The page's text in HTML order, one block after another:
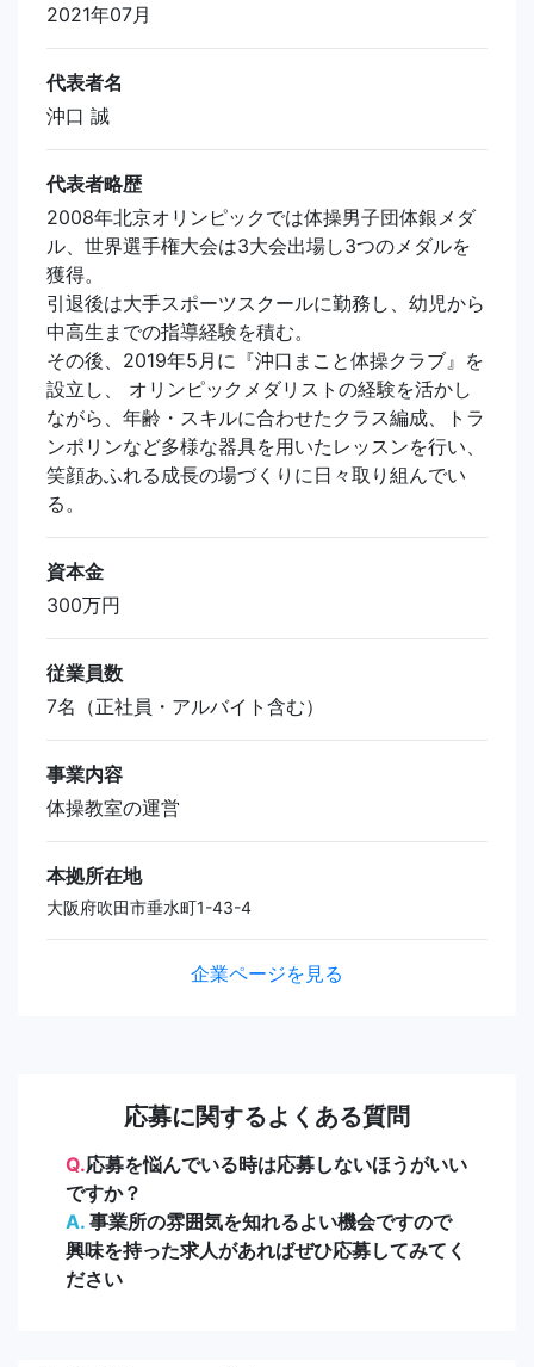
2021年07月
代表者名
沖口 誠
代表者略歴
2008年北京オリンピックでは体操男子団体銀メダ
ル、世界選手権大会は3大会出場し3つのメダルを
獲得。
引退後は大手スポーツスクールに勤務し、幼児から
中高生までの指導経験を積む。
その後、2019年5月に『沖口まこと体操クラブ』を
設立し、 オリンピックメダリストの経験を活かし
ながら、年齢・スキルに合わせたクラス編成、トラ
ンポリンなど多様な器具を用いたレッスンを行い、
笑顔あふれる成長の場づくりに日々取り組んでい
る。
資本金
300万円
従業員数
7名（正社員・アルバイト含む）
事業内容
体操教室の運営
本拠所在地
大阪府吹田市垂水町1-43-4
企業ページを見る
応募に関するよくある質問
Q.応募を悩んでいる時は応募しないほうがいい
ですか？
A. 事業所の雰囲気を知れるよい機会ですので
興味を持った求人があればぜひ応募してみてく
ださい